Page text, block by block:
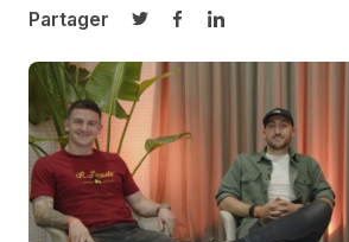
Partager
Partager sur Twitter
Partager sur
Partager sur